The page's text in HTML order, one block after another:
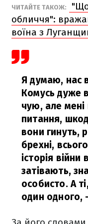
ЧИТАЙТЕ ТАКОЖ:
обличчя":
воїна з
Я думаю, нас
Комусь дуже
чую, але мені
питання,
вони гинуть,
брехні,
історія
затівають,
особисто. А
один одного,